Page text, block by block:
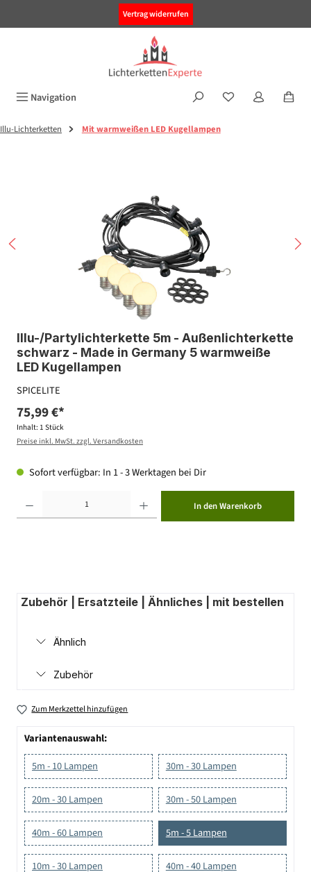
Vertrag widerrufen
Navigation
Illu-Lichterketten Mit warmweißen LED Kugellampen
Illu-/Partylichterkette 5m - Außenlichterkette
schwarz - Made in Germany 5 warmweiße
LED Kugellampen
SPICELITE
75,99 €*
Inhalt: 1 Stück
Preise inkl. MwSt. zzgl. Versandkosten
Sofort verfügbar: In 1 - 3 Werktagen bei Dir
In den Warenkorb
Zubehör | Ersatzteile | Ähnliches | mit bestellen
Ähnlich
Zubehör
Zum Merkzettel hinzufügen
Variantenauswahl:
5m - 10 Lampen
30m - 30 Lampen
20m - 30 Lampen 30m - 50 Lampen
40m - 60 Lampen 5m - 5 Lampen
10m - 30 Lampen 40m - 40 Lampen